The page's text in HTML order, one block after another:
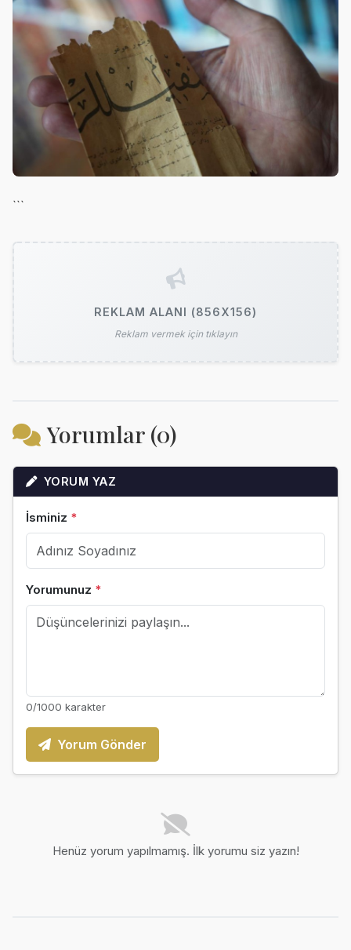
```
REKLAM ALANI (856X156)
Reklam vermek için tıklayın
Yorumlar (0)
YORUM YAZ
İsminiz *
Yorumunuz *
0/1000 karakter
Yorum Gönder
Henüz yorum yapılmamış. İlk yorumu siz yazın!